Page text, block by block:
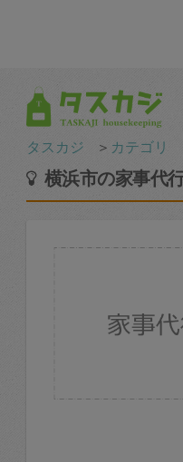
タスカジ ＞ カテゴリ
横浜市の家事代